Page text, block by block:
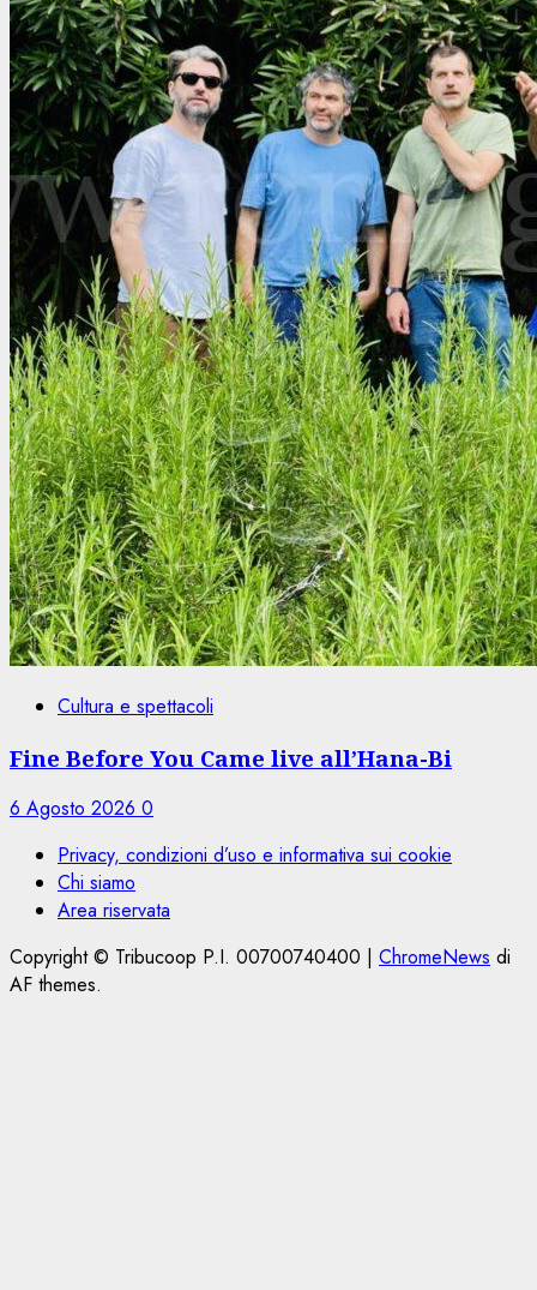
Cultura e spettacoli
Fine Before You Came live all’Hana-Bi
6 Agosto 2026 0
Privacy, condizioni d’uso e informativa sui cookie
Chi siamo
Area riservata
Copyright © Tribucoop P.I. 00700740400 | ChromeNews di
AF themes.